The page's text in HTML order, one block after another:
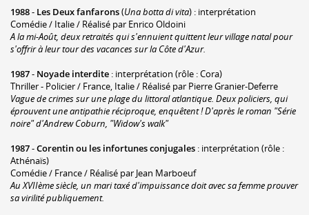
1988- Les Deux fanfarons(Una botta di vita) : interprétation
Comédie / Italie / Réalisé par Enrico Oldoini
A la mi-Août, deux retraités qui s'ennuient quittent leur village natal pour
s'offrir à leur tour des vacances sur la Côte d'Azur.
1987- Noyade interdite : interprétation (rôle : Cora)
Thriller - Policier / France, Italie / Réalisé par Pierre Granier-Deferre
Vague de crimes sur une plage du littoral atlantique. Deux policiers, qui
éprouvent une antipathie réciproque, enquêtent ! D'après le roman "Série
noire" d'Andrew Coburn, "Widow's walk"
1987-Corentin ou les infortunes conjugales : interprétation (rôle :
Athénaïs)
Comédie / France / Réalisé par Jean Marboeuf
Au XVIIème siècle, un mari taxé d'impuissance doit avec sa femme prouver
sa virilité publiquement.